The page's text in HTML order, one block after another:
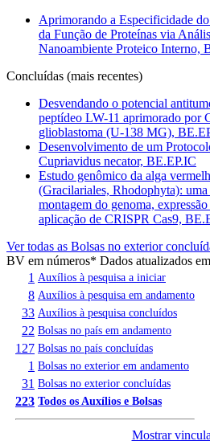
Aprimorando a Especificidade
da Função de Proteínas via
Nanoambiente Proteico Interno,
Concluídas (mais recentes)
Desvendando o potencial
peptídeo LW-11 aprimorado por
glioblastoma (U-138 MG),
Desenvolvimento de um
Cupriavidus necator, BE.EP.IC
Estudo genômico da alga
(Gracilariales, Rhodophyta):
montagem do genoma,
aplicação de CRISPR Cas9,
Ver todas as Bolsas no exterior
BV em números* Dados atualizados
1 Auxílios à pesquisa a iniciar
8 Auxílios à pesquisa em andamento
33 Auxílios à pesquisa concluídos
22 Bolsas no país em andamento
127 Bolsas no país concluídas
1 Bolsas no exterior em andamento
31 Bolsas no exterior concluídas
223 Todos os Auxílios e Bolsas
Mostrar